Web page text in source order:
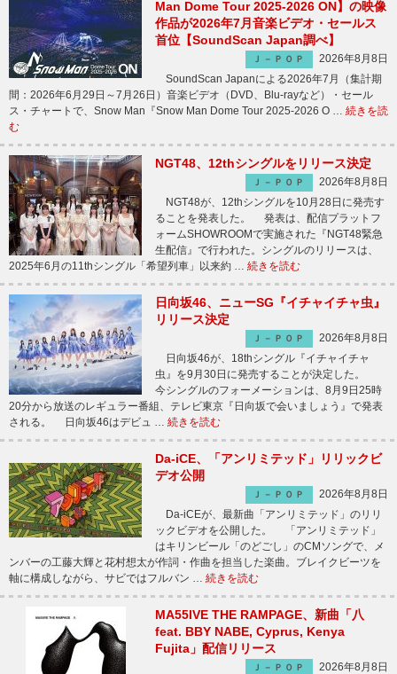
Man Dome Tour 2025-2026 ON】の映像
作品が2026年7月音楽ビデオ・セールス
首位【SoundScan Japan調べ】
Ｊ－ＰＯＰ
2026年8月8日
SoundScan Japanによる2026年7月（集計期
間：2026年6月29日～7月26日）音楽ビデオ（DVD、Blu-rayなど）・セール
ス・チャートで、Snow Man『Snow Man Dome Tour 2025-2026 O … 続きを読
む
NGT48、12thシングルをリリース決定
Ｊ－ＰＯＰ
2026年8月8日
NGT48が、12thシングルを10月28日に発売す
ることを発表した。 発表は、配信プラットフ
ォームSHOWROOMで実施された『NGT48緊急
生配信』で行われた。シングルのリリースは、
2025年6月の11thシングル「希望列車」以来約 … 続きを読む
日向坂46、ニューSG『イチャイチャ虫』
リリース決定
Ｊ－ＰＯＰ
2026年8月8日
日向坂46が、18thシングル『イチャイチャ
虫』を9月30日に発売することが決定した。
今シングルのフォーメーションは、8月9日25時
20分から放送のレギュラー番組、テレビ東京『日向坂で会いましょう』で発表
される。 日向坂46はデビュ … 続きを読む
Da-iCE、「アンリミテッド」リリックビ
デオ公開
Ｊ－ＰＯＰ
2026年8月8日
Da-iCEが、最新曲「アンリミテッド」のリリ
ックビデオを公開した。 「アンリミテッド」
はキリンビール「のどごし」のCMソングで、メ
ンバーの工藤大輝と花村想太が作詞・作曲を担当した楽曲。ブレイクビーツを
軸に構成しながら、サビではフルバン … 続きを読む
MA55IVE THE RAMPAGE、新曲「八
feat. BBY NABE, Cyprus, Kenya
Fujita」配信リリース
Ｊ－ＰＯＰ
2026年8月8日